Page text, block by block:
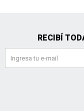
RECIBÍ